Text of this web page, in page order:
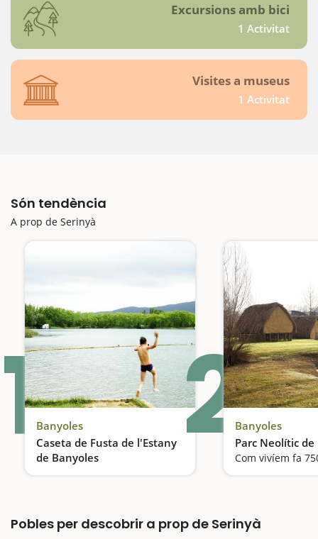
Excursions amb bici
1 Activitat
Visites a museus
1 Activitat
Són tendència
A prop de Serinyà
1 Banyoles
Caseta de Fusta de l'Estany
de Banyoles
El bany més popular
2Banyoles
Parc Neolític de
Pobles per descobrir a prop de Serinyà